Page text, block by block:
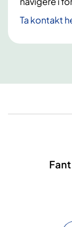
Ta kontakt